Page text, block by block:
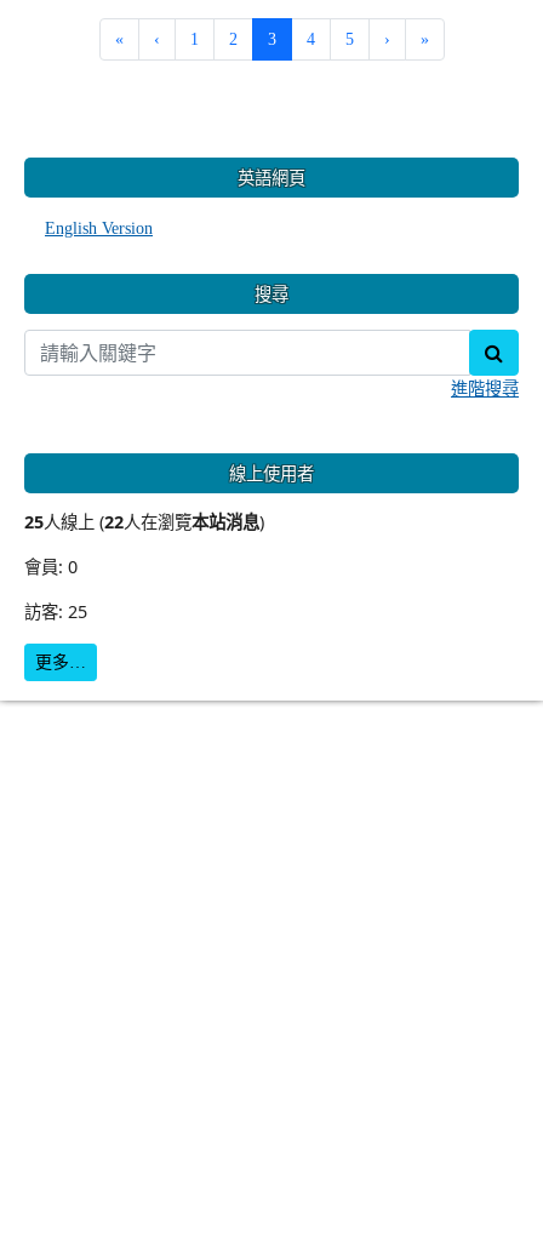
« ‹ 1 2 3(current)
4 5 › »
英語網頁
English Version
搜尋
進階搜尋
線上使用者
25人線上 (22人在瀏覽本站消息)
會員: 0
訪客: 25
更多…